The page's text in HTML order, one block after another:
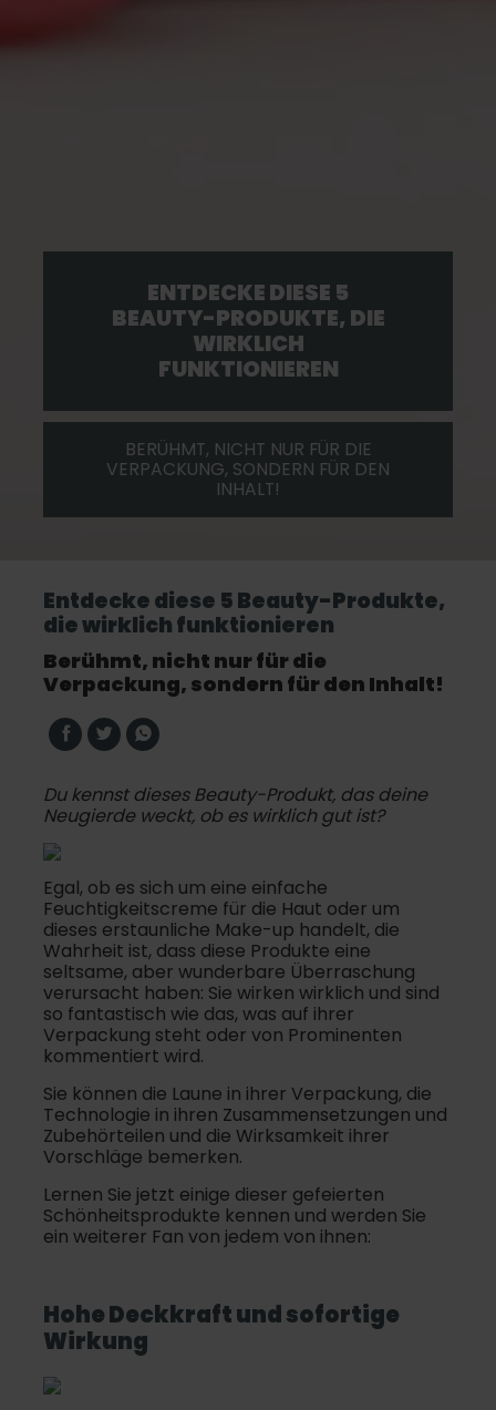
ENTDECKE DIESE 5
BEAUTY-PRODUKTE, DIE
WIRKLICH
FUNKTIONIEREN
BERÜHMT, NICHT NUR FÜR DIE
VERPACKUNG, SONDERN FÜR DEN
INHALT!
Entdecke diese 5 Beauty-Produkte,
die wirklich funktionieren
Berühmt, nicht nur für die
Verpackung, sondern für den Inhalt!
Du kennst dieses Beauty-Produkt, das deine
Neugierde weckt, ob es wirklich gut ist?
Egal, ob es sich um eine einfache
Feuchtigkeitscreme für die Haut oder um
dieses erstaunliche Make-up handelt, die
Wahrheit ist, dass diese Produkte eine
seltsame, aber wunderbare Überraschung
verursacht haben: Sie wirken wirklich und sind
so fantastisch wie das, was auf ihrer
Verpackung steht oder von Prominenten
kommentiert wird.
Sie können die Laune in ihrer Verpackung, die
Technologie in ihren Zusammensetzungen und
Zubehörteilen und die Wirksamkeit ihrer
Vorschläge bemerken.
Lernen Sie jetzt einige dieser gefeierten
Schönheitsprodukte kennen und werden Sie
ein weiterer Fan von jedem von ihnen:
Hohe Deckkraft und sofortige
Wirkung